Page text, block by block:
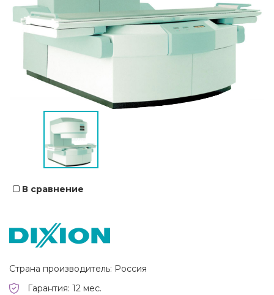
В сравнение
Страна производитель: Россия
Гарантия: 12 мес.